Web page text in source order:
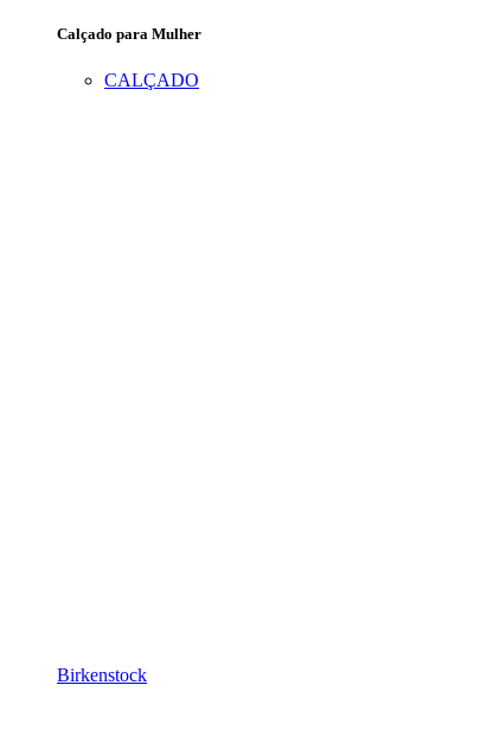
Calçado para Mulher
CALÇADO
Birkenstock